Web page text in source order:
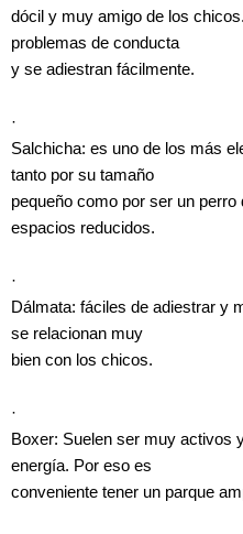
dócil y muy amigo de los
problemas de conducta
y se adiestran fácilmente.
·
Salchicha: es uno de los más
tanto por su tamaño
pequeño como por ser un
espacios reducidos.
·
Dálmata: fáciles de adiestrar y
se relacionan muy
bien con los chicos.
·
Boxer: Suelen ser muy activos
energía. Por eso es
conveniente tener un parque